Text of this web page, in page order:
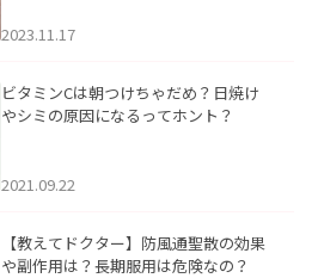
2023.11.17
ビタミンCは朝つけちゃだめ？日焼け
やシミの原因になるってホント？
2021.09.22
【教えてドクター】防風通聖散の効果
や副作用は？長期服用は危険なの？